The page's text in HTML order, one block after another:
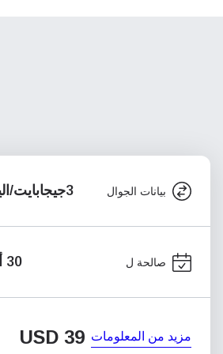
بيانات الجوال 3جيجابايت/اليوم
صالحة ل 30 أيام
مزيد من المعلومات USD 39